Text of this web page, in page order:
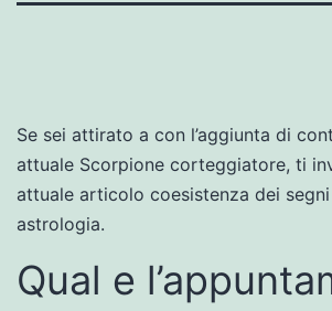
Se sei attirato a con l’aggiunta di
attuale Scorpione corteggiatore, ti
attuale articolo coesistenza dei
astrologia.
Qual e